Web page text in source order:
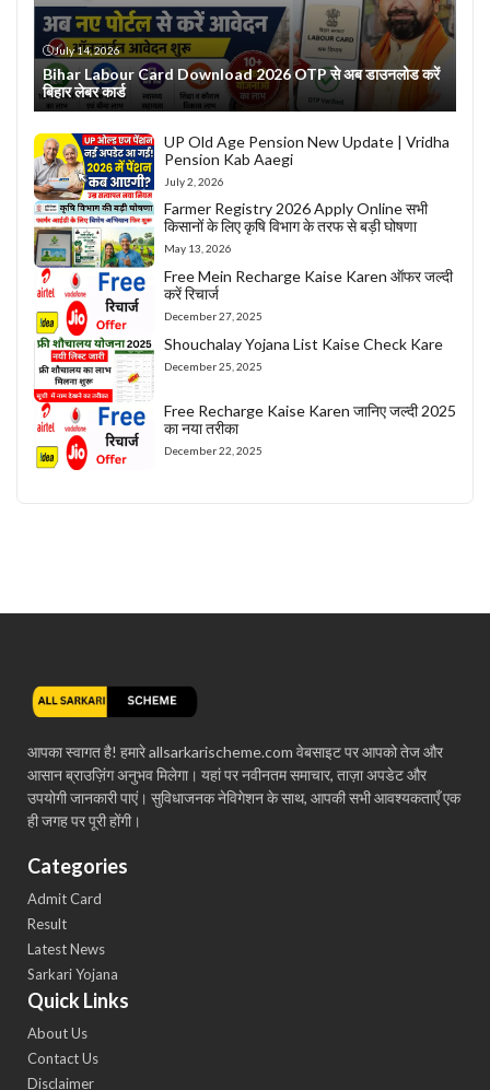
July 14, 2026
Bihar Labour Card Download 2026 OTP से अब डाउनलोड करें
बिहार लेबर कार्ड
UP Old Age Pension New Update | Vridha
Pension Kab Aaegi
July 2, 2026
Farmer Registry 2026 Apply Online सभी
किसानों के लिए कृषि विभाग के तरफ से बड़ी घोषणा
May 13, 2026
Free Mein Recharge Kaise Karen ऑफर जल्दी
करें रिचार्ज
December 27, 2025
Shouchalay Yojana List Kaise Check Kare
December 25, 2025
Free Recharge Kaise Karen जानिए जल्दी 2025
का नया तरीका
December 22, 2025
आपका स्वागत है! हमारे allsarkarischeme.com वेबसाइट पर आपको तेज और
आसान ब्राउज़िंग अनुभव मिलेगा। यहां पर नवीनतम समाचार, ताज़ा अपडेट और
उपयोगी जानकारी पाएं। सुविधाजनक नेविगेशन के साथ, आपकी सभी आवश्यकताएँ एक
ही जगह पर पूरी होंगी।
Categories
Admit Card
Result
Latest News
Sarkari Yojana
Quick Links
About Us
Contact Us
Disclaimer